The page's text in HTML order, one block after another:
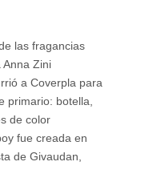
las fragancias
Anna Zini
a Coverpla para
primario: botella,
de color
fue creada en
de Givaudan,